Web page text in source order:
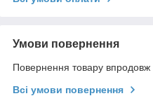
Умови повернення
Повернення товару впродовж
Всі умови повернення